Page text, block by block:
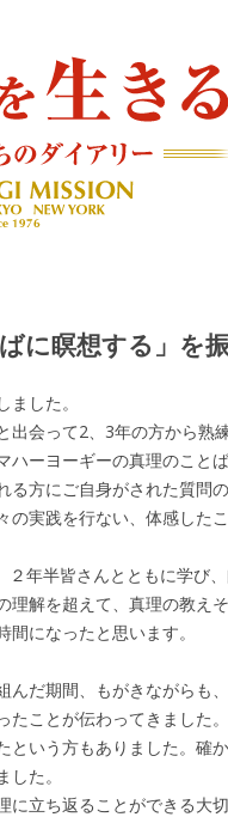
に瞑想する」を
した。
出会って2、3年の方から熟
ハーヨーギーの真理のこと
る方にご自身がされた質問
の実践を行ない、体感した
年半皆さんとともに学び
理解を超えて、真理の教え
になったと思います。
んだ期間、もがきながらも
たことが伝わってきました
という方もありました。確
た。
に立ち返ることができる大